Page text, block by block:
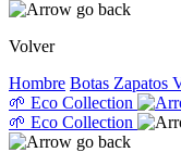
Volver
Hombre Botas Zapatos
🌱 Eco Collection
🌱 Eco Collection